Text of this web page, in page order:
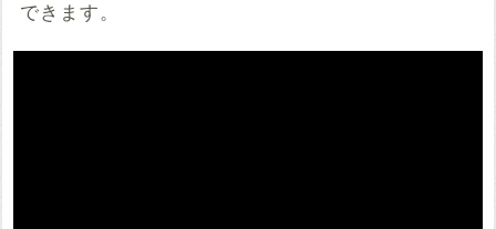
できます。